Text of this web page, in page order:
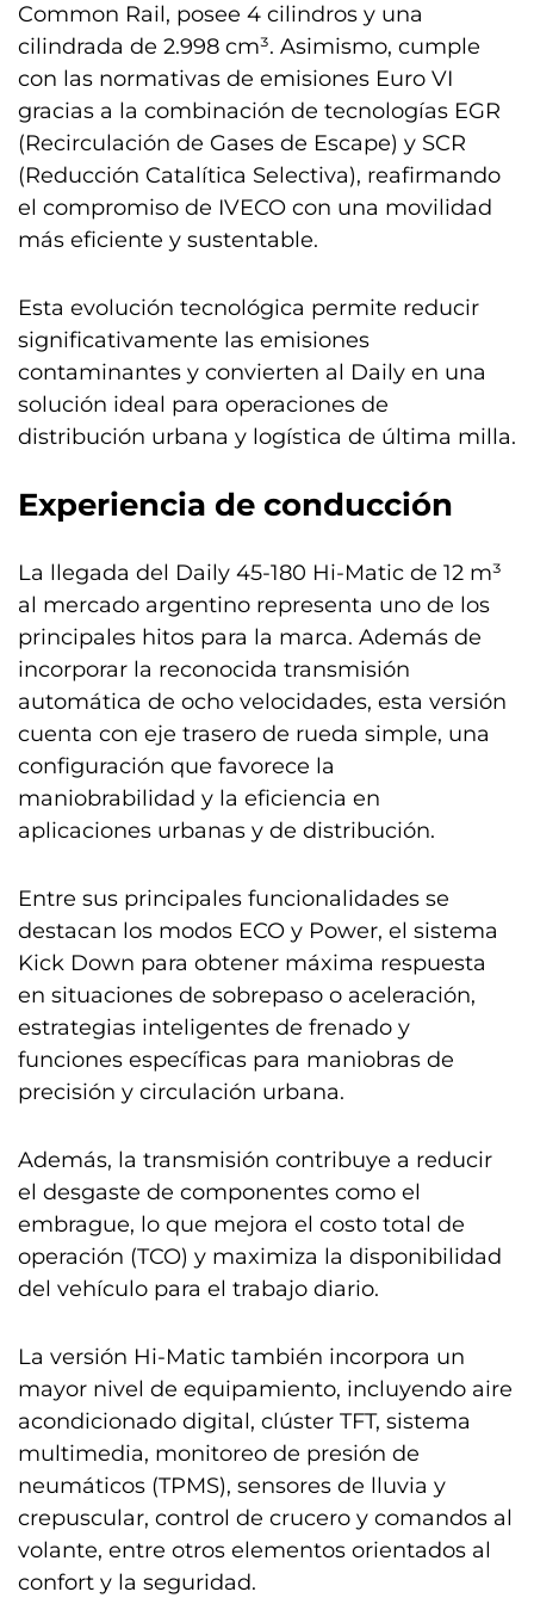
Common Rail, posee 4 cilindros y una
cilindrada de 2.998 cm³. Asimismo, cumple
con las normativas de emisiones Euro VI
gracias a la combinación de tecnologías EGR
(Recirculación de Gases de Escape) y SCR
(Reducción Catalítica Selectiva), reafirmando
el compromiso de IVECO con una movilidad
más eficiente y sustentable.
Esta evolución tecnológica permite reducir
significativamente las emisiones
contaminantes y convierten al Daily en una
solución ideal para operaciones de
distribución urbana y logística de última milla.
Experiencia de conducción
La llegada del Daily 45-180 Hi-Matic de 12 m³
al mercado argentino representa uno de los
principales hitos para la marca. Además de
incorporar la reconocida transmisión
automática de ocho velocidades, esta versión
cuenta con eje trasero de rueda simple, una
configuración que favorece la
maniobrabilidad y la eficiencia en
aplicaciones urbanas y de distribución.
Entre sus principales funcionalidades se
destacan los modos ECO y Power, el sistema
Kick Down para obtener máxima respuesta
en situaciones de sobrepaso o aceleración,
estrategias inteligentes de frenado y
funciones específicas para maniobras de
precisión y circulación urbana.
Además, la transmisión contribuye a reducir
el desgaste de componentes como el
embrague, lo que mejora el costo total de
operación (TCO) y maximiza la disponibilidad
del vehículo para el trabajo diario.
La versión Hi-Matic también incorpora un
mayor nivel de equipamiento, incluyendo aire
acondicionado digital, clúster TFT, sistema
multimedia, monitoreo de presión de
neumáticos (TPMS), sensores de lluvia y
crepuscular, control de crucero y comandos al
volante, entre otros elementos orientados al
confort y la seguridad.